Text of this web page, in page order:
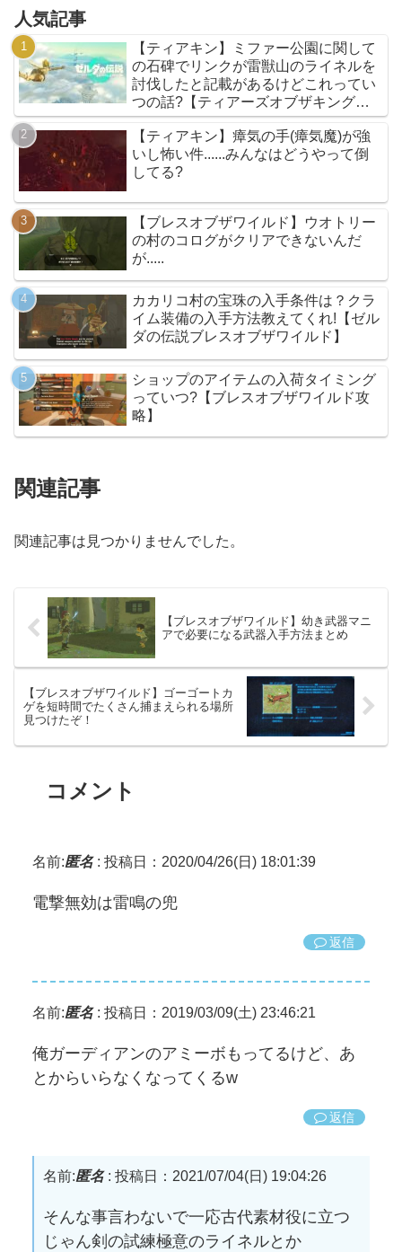
人気記事
【ティアキン】ミファー公園に関して
の石碑でリンクが雷獣山のライネルを
討伐したと記載があるけどこれってい
つの話?【ティアーズオブザキングダ
ム】
【ティアキン】瘴気の手(瘴気魔)が強
いし怖い件......みんなはどうやって倒
してる?
【ブレスオブザワイルド】ウオトリー
の村のコログがクリアできないんだ
が.....
カカリコ村の宝珠の入手条件は？クラ
イム装備の入手方法教えてくれ!【ゼル
ダの伝説ブレスオブザワイルド】
ショップのアイテムの入荷タイミング
っていつ?【ブレスオブザワイルド攻
略】
関連記事
関連記事は見つかりませんでした。
【ブレスオブザワイルド】幼き武器マニ
アで必要になる武器入手方法まとめ
【ブレスオブザワイルド】ゴーゴートカ
ゲを短時間でたくさん捕まえられる場所
見つけたぞ！
コメント
名前:匿名: 投稿日：2020/04/26(日) 18:01:39
電撃無効は雷鳴の兜
返信
名前:匿名: 投稿日：2019/03/09(土) 23:46:21
俺ガーディアンのアミーボもってるけど、あ
とからいらなくなってくるw
返信
名前:匿名: 投稿日：2021/07/04(日) 19:04:26
そんな事言わないで一応古代素材役に立つ
じゃん剣の試練極意のライネルとか